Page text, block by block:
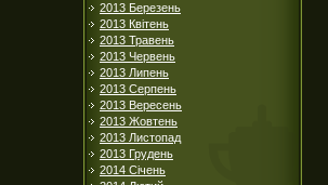
2013 Березень
2013 Квітень
2013 Травень
2013 Червень
2013 Липень
2013 Серпень
2013 Вересень
2013 Жовтень
2013 Листопад
2013 Грудень
2014 Січень